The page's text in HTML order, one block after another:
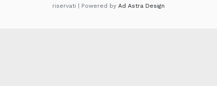
riservati | Powered by Ad Astra Design